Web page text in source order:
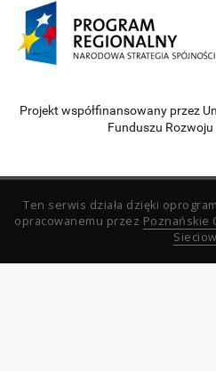
Projekt współfinansowany przez
Funduszu
Ten serwis działa dzięki
opracowanemu przez Poznańskie